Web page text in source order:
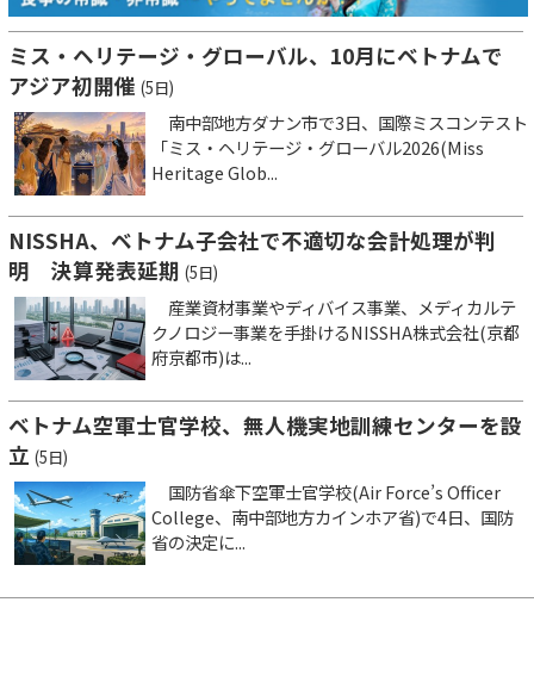
ミス・ヘリテージ・グローバル、10月にベトナムで
アジア初開催 (5日)
南中部地方ダナン市で3日、国際ミスコンテスト
「ミス・ヘリテージ・グローバル2026(Miss
Heritage Glob...
NISSHA、ベトナム子会社で不適切な会計処理が判
明 決算発表延期 (5日)
産業資材事業やディバイス事業、メディカルテ
クノロジー事業を手掛けるNISSHA株式会社(京都
府京都市)は...
ベトナム空軍士官学校、無人機実地訓練センターを設
立 (5日)
国防省傘下空軍士官学校(Air Force’s Officer
College、南中部地方カインホア省)で4日、国防
省の決定に...